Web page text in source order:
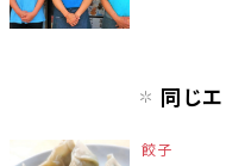
同じ
餃子